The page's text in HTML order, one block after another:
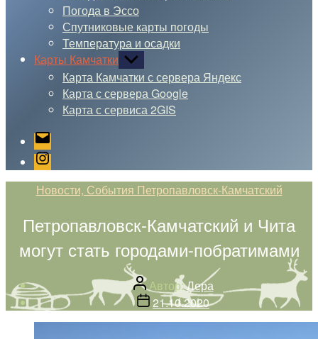
Погода в Эссо
Спутниковые карты погоды
Температура и осадки
Карты Камчатки Показывать
подменю
Карта Камчатки с сервера Яндекс
Карта с сервера Google
Карта с сервиса 2GIS
Email
Instagram
Рубрики
Новости, События Петропавловск-Камчатский
Петропавловск-Камчатский и Чита
могут стать городами-побратимами
Автор
записи
Автор:Лера
Дата21.10.2020